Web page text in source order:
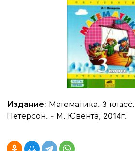
Издание: Математика. 3
Петерсон. - М. Ювента, 2014г.